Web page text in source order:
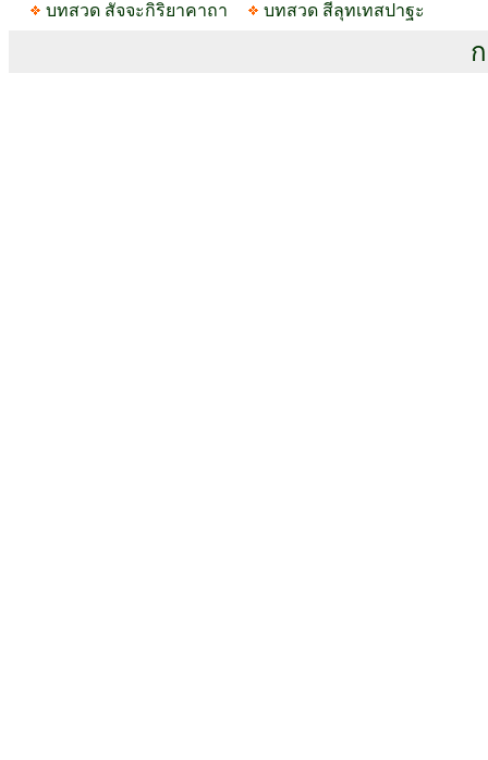
บทสวด สัจจะกิริยาคาถา บทสวด สีลุทเทสปาฐะ